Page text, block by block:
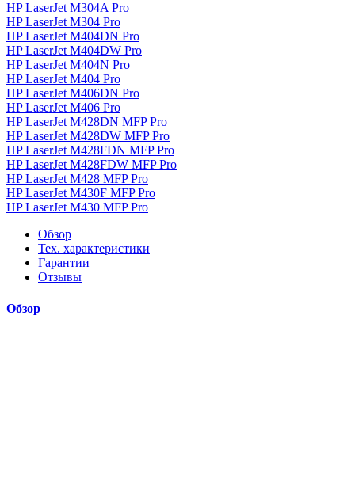
HP LaserJet M304A Pro
HP LaserJet M304 Pro
HP LaserJet M404DN Pro
HP LaserJet M404DW Pro
HP LaserJet M404N Pro
HP LaserJet M404 Pro
HP LaserJet M406DN Pro
HP LaserJet M406 Pro
HP LaserJet M428DN MFP Pro
HP LaserJet M428DW MFP Pro
HP LaserJet M428FDN MFP Pro
HP LaserJet M428FDW MFP Pro
HP LaserJet M428 MFP Pro
HP LaserJet M430F MFP Pro
HP LaserJet M430 MFP Pro
Обзор
Тех. характеристики
Гарантии
Отзывы
Обзор